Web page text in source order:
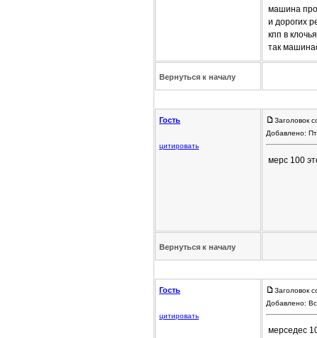
машина
и дорогих
кпп в
так
Вернуться к началу
Гость
цитировать
Заголовок
Добавлено:
мерс 100
Вернуться к началу
Гость
цитировать
Заголовок
Добавлено:
мерседес